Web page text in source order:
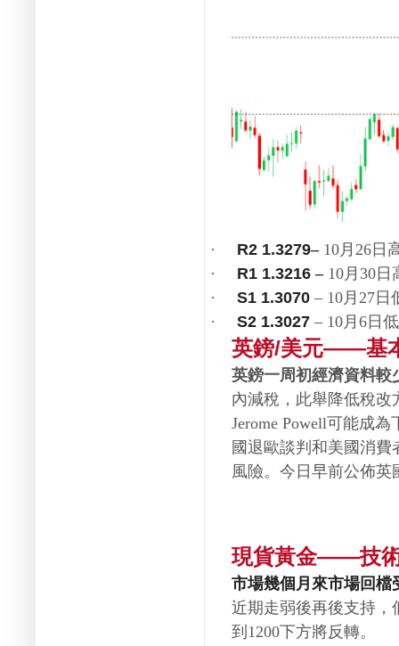
· R2 1.3279–10月 26日
· R1 1.3216–10月 30日
· S1 1.3070 –10月 27日
· S2 1.3027 –10月 6日
英鎊/美元——基
英鎊一周初經濟資料較
內減稅，此舉降低稅
Jerome Powell可能成為
國退歐談判和美國消
風險。今日早前公佈英
現貨黃金——技
市場幾個月來市場回檔
近期走弱後再後支持，
到1200下方將反轉。